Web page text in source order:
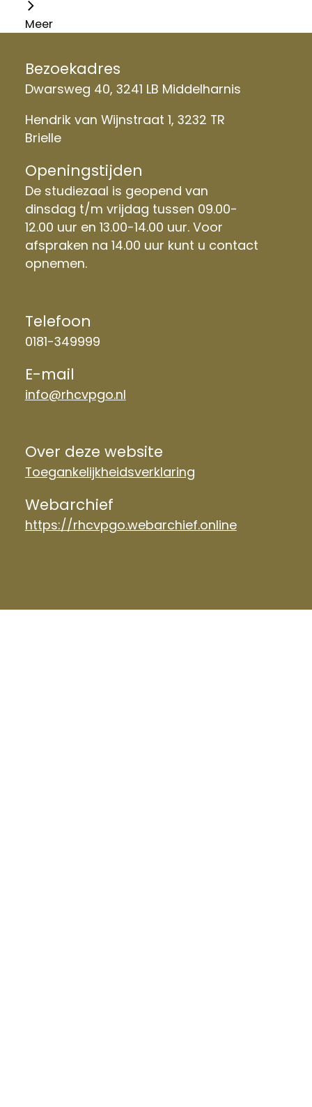
Meer
Bezoekadres
Dwarsweg 40, 3241 LB Middelharnis
Hendrik van Wijnstraat 1, 3232 TR
Brielle
Openingstijden
De studiezaal is geopend van
dinsdag t/m vrijdag tussen 09.00-
12.00 uur en 13.00-14.00 uur. Voor
afspraken na 14.00 uur kunt u contact
opnemen.
Telefoon
0181-349999
E-mail
info@rhcvpgo.nl
Over deze website
Toegankelijkheidsverklaring
Webarchief
https://rhcvpgo.webarchief.online